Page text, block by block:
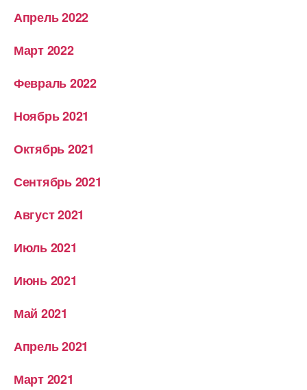
Апрель 2022
Март 2022
Февраль 2022
Ноябрь 2021
Октябрь 2021
Сентябрь 2021
Август 2021
Июль 2021
Июнь 2021
Май 2021
Апрель 2021
Март 2021